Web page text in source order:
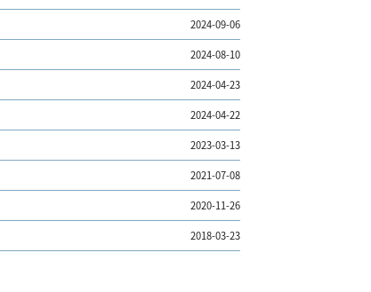
2024-09-06
2024-08-10
2024-04-23
2024-04-22
2023-03-13
2021-07-08
2020-11-26
2018-03-23